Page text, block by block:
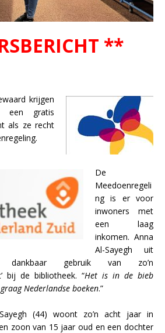
**
krijgen
een gratis
als ze recht
De
Meedoenregeli
ng is er voor
inwoners met
een laag
inkomen. Anna
Al-Sayegh uit
dankbaar gebruik van zo’n
bij de bibliotheek. “Het is in de bieb
Nederlandse boeken.”
(44) woont zo’n acht jaar in
zoon van 15 jaar oud en een dochter